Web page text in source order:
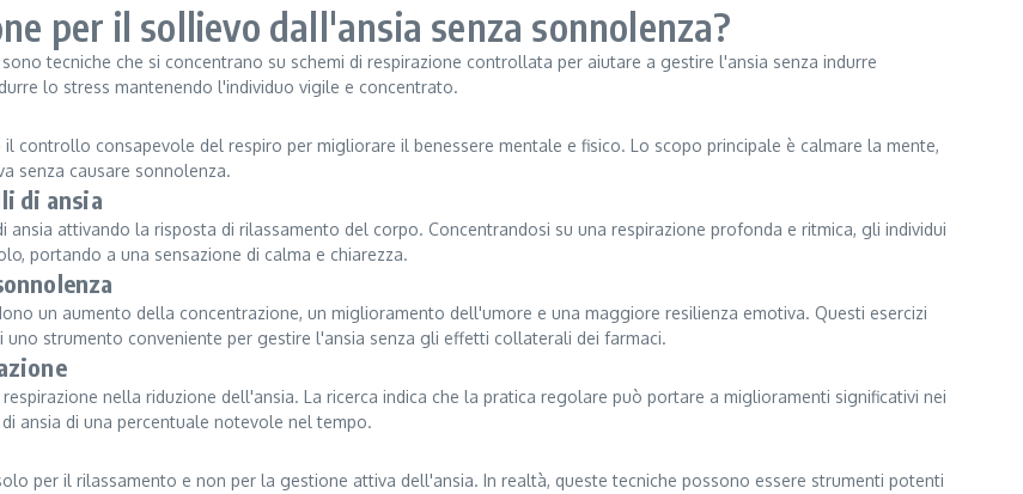
per il sollievo dall'ansia senza sonnolenza?
tecniche che si concentrano su schemi di respirazione controllata per aiutare a gestire l'ansia senza indurre
lo stress mantenendo l'individuo vigile e concentrato.
controllo consapevole del respiro per migliorare il benessere mentale e fisico. Lo scopo principale è calmare la mente,
senza causare sonnolenza.
di ansia
attivando la risposta di rilassamento del corpo. Concentrandosi su una respirazione profonda e ritmica, gli individui
portando a una sensazione di calma e chiarezza.
un aumento della concentrazione, un miglioramento dell'umore e una maggiore resilienza emotiva. Questi esercizi
strumento conveniente per gestire l'ansia senza gli effetti collaterali dei farmaci.
nella riduzione dell'ansia. La ricerca indica che la pratica regolare può portare a miglioramenti significativi nei
ansia di una percentuale notevole nel tempo.
per il rilassamento e non per la gestione attiva dell'ansia. In realtà, queste tecniche possono essere strumenti potenti